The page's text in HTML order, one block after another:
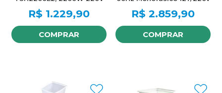
R$ 1.229,90
COMPRAR
R$ 2.859,90
COMPRAR